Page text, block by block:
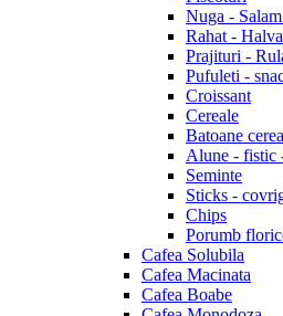
Nuga -
Rahat -
Prajituri -
Pufuleti -
Croissant
Cereale
Batoane
Alune - fistic
Seminte
Sticks -
Chips
Porumb
Cafea Solubila
Cafea Macinata
Cafea Boabe